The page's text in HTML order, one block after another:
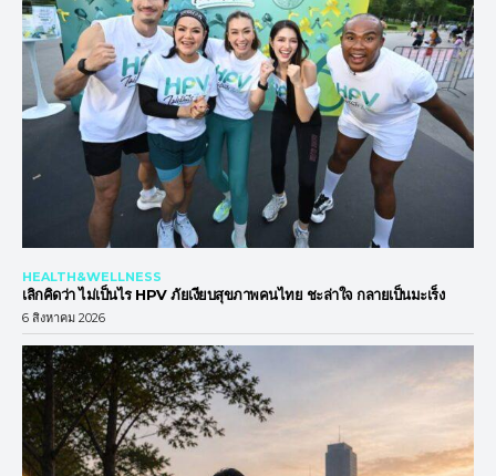
HEALTH&WELLNESS
เลิกคิดว่า ไม่เป็นไร HPV ภัยเงียบสุขภาพคนไทย ชะล่าใจ กลายเป็นมะเร็ง
6 สิงหาคม 2026